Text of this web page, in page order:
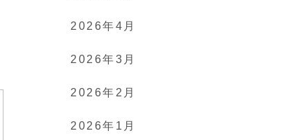
2026年4月
2026年3月
2026年2月
2026年1月